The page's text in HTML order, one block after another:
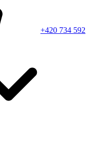
+420 734 592